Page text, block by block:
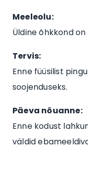
Meeleolu:
Üldine õhkkond
Tervis:
Enne füüsilist
soojenduseks.
Päeva nõuanne:
Enne kodust
väldid